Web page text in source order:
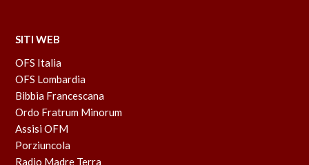
SITI WEB
OFS Italia
OFS Lombardia
Bibbia Francescana
Ordo Fratrum Minorum
Assisi OFM
Porziuncola
Radio Madre Terra